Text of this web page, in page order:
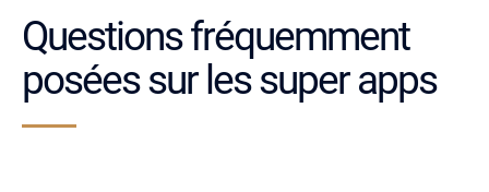
Questions fréquemment
posées sur les super apps